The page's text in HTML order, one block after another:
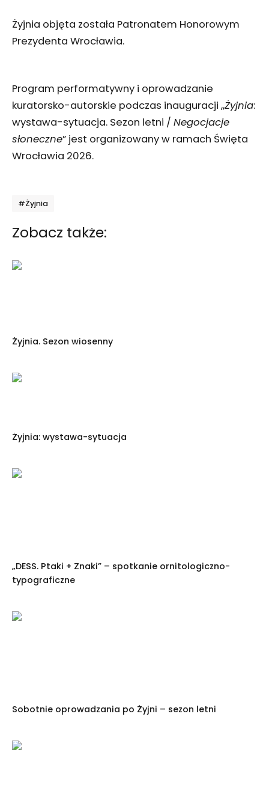
Żyjnia objęta została Patronatem Honorowym
Prezydenta Wrocławia.
Program performatywny i oprowadzanie
kuratorsko-autorskie podczas inauguracji ,,Żyjnia:
wystawa-sytuacja. Sezon letni / Negocjacje
słoneczne” jest organizowany w ramach Święta
Wrocławia 2026.
#Żyjnia
Zobacz także:
Żyjnia. Sezon wiosenny
Żyjnia: wystawa-sytuacja
„DESS. Ptaki + Znaki” – spotkanie ornitologiczno-
typograficzne
Sobotnie oprowadzania po Żyjni – sezon letni